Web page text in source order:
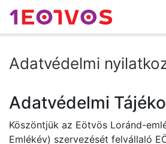
Adatvédelmi
Adatvédelmi
Köszöntjük az Eötvös Loránd-
Emlékév) szervezését felvállaló